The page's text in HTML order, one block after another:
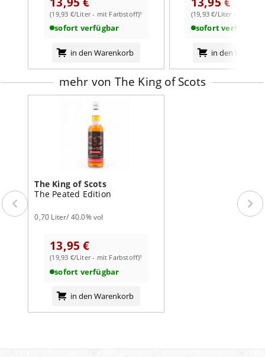
weiterlesen auf der Markenseite von The King of Scots
(19,93 €/Liter - mit Farbstoff)¹
sofort verfügbar
in den Warenkorb
(19,93 €/Liter - mit
sofort verfügbar
in den
mehr von The King of Scots
The King of Scots
The Peated Edition
0,70 Liter/ 40.0% vol
13,95 €
(19,93 €/Liter - mit Farbstoff)¹
sofort verfügbar
in den Warenkorb